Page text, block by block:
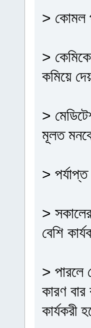
> কোমল
>
কমিয়ে
>
মূলত
>
>
বেশি
> পারলে
কারণ
কার্যকরী